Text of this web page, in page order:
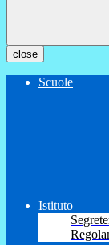
close
Scuole
Istituto